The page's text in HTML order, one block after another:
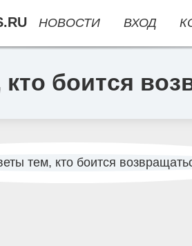
боится
НОВОСТИ ВХОД